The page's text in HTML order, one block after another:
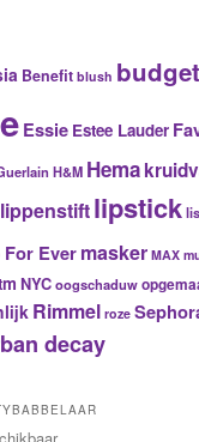
Benefit blush budget
Essie Estee Lauder
H&M Hema
lippenstiftlipstick
For Evermasker MAX
NYCoogschaduw
Rimmel roze
decay